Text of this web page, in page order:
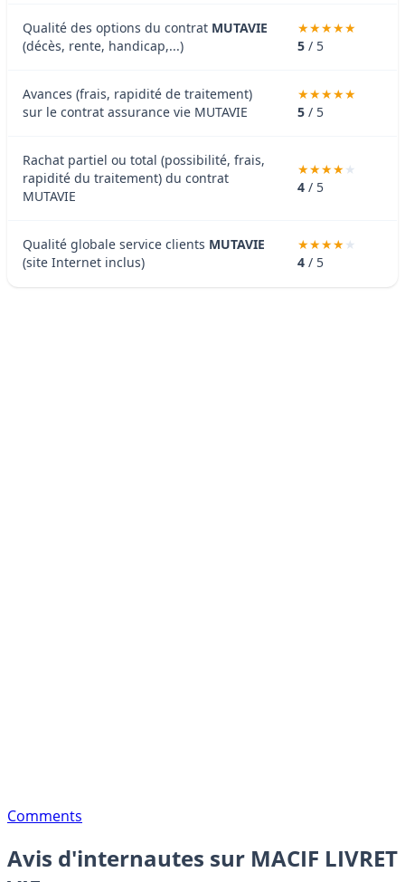
Qualité des options du contrat MUTAVIE
(décès, rente, handicap,...)
5 / 5
Avances (frais, rapidité de traitement)
sur le contrat assurance vie MUTAVIE
5 / 5
Rachat partiel ou total (possibilité, frais,
rapidité du traitement) du contrat
MUTAVIE
4 / 5
Qualité globale service clients MUTAVIE
(site Internet inclus)
4 / 5
Comments
Avis d'internautes sur MACIF LIVRET